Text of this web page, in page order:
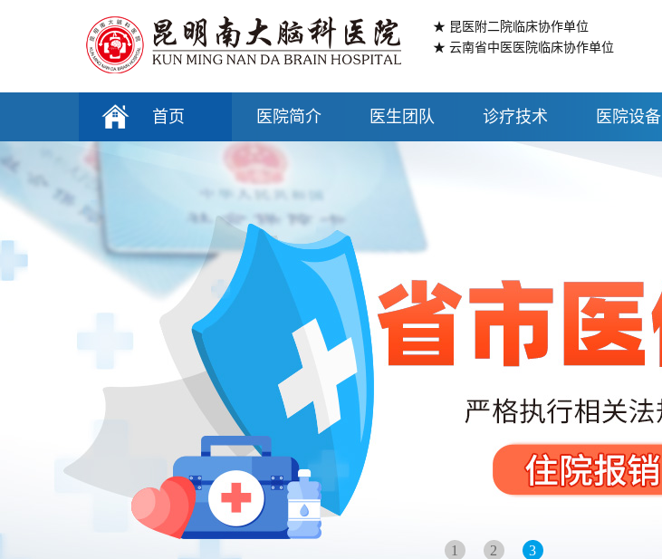
★ 昆医附二院临床协作单位
★ 云南省中医医院临床协作单位
首页 医院简介 医生团队 诊疗技术 医院设备
1 2 3